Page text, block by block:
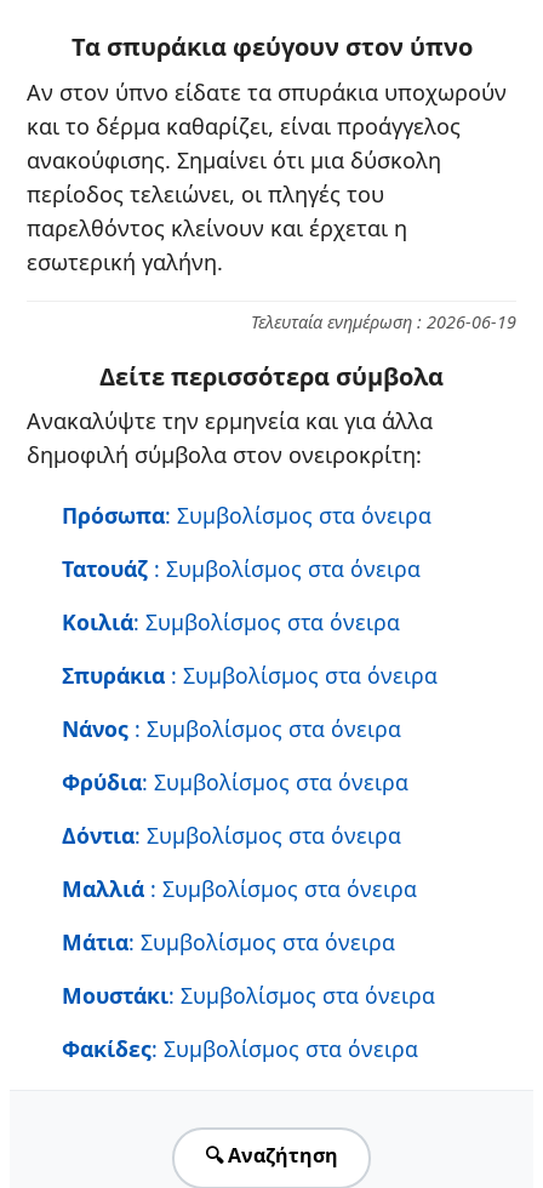
Τα σπυράκια φεύγουν στον ύπνο
Αν στον ύπνο είδατε τα σπυράκια υποχωρούν
και το δέρμα καθαρίζει, είναι προάγγελος
ανακούφισης. Σημαίνει ότι μια δύσκολη
περίοδος τελειώνει, οι πληγές του
παρελθόντος κλείνουν και έρχεται η
εσωτερική γαλήνη.
Τελευταία ενημέρωση : 2026-06-19
Δείτε περισσότερα σύμβολα
Ανακαλύψτε την ερμηνεία και για άλλα
δημοφιλή σύμβολα στον ονειροκρίτη:
Πρόσωπα: Συμβολίσμος στα όνειρα
Τατουάζ : Συμβολίσμος στα όνειρα
Κοιλιά: Συμβολίσμος στα όνειρα
Σπυράκια : Συμβολίσμος στα όνειρα
Νάνος : Συμβολίσμος στα όνειρα
Φρύδια: Συμβολίσμος στα όνειρα
Δόντια: Συμβολίσμος στα όνειρα
Μαλλιά : Συμβολίσμος στα όνειρα
Μάτια: Συμβολίσμος στα όνειρα
Μουστάκι: Συμβολίσμος στα όνειρα
Φακίδες: Συμβολίσμος στα όνειρα
🔍 Αναζήτηση